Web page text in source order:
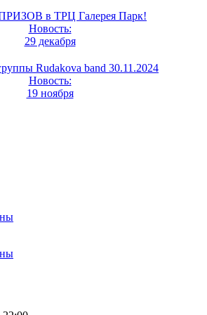
в ТРЦ Галерея Парк!
Новость:
29 декабря
Rudakova band 30.11.2024
Новость:
19 ноября